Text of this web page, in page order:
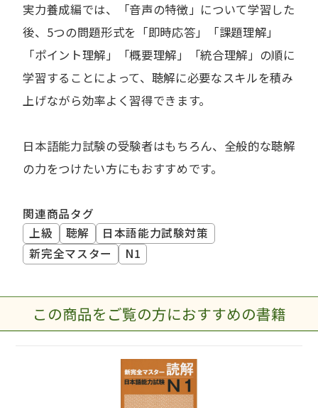
実力養成編では、「音声の特徴」について学習した
後、5つの問題形式を「即時応答」「課題理解」
「ポイント理解」「概要理解」「統合理解」の順に
学習することによって、聴解に必要なスキルを積み
上げながら効率よく習得できます。
日本語能力試験の受験者はもちろん、全般的な聴解
の力をつけたい方にもおすすめです。
関連商品タグ
上級
聴解
日本語能力試験対策
新完全マスター
N1
この商品をご覧の方におすすめの書籍